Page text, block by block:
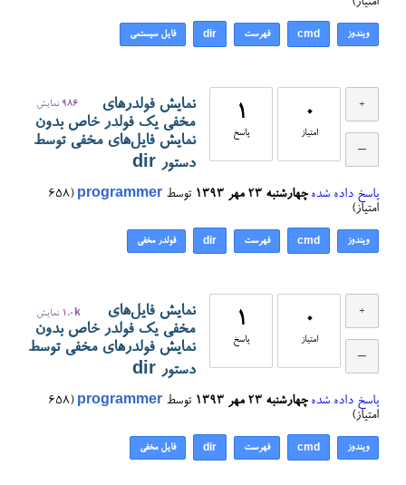
ویندوز cmd فهرست dir فایل سیستمی
0
امتیاز
1
پاسخ
986 نمایش
نمایش فولدرهای
مخفی یک فولدر خاص بدون
نمایش فایل‌های مخفی توسط
دستور dir
پاسخ داده شده چهارشنبه ۲۳ مهر ۱۳۹۳ توسط programmer
(
658
امتیاز)
ویندوز cmd فهرست dir فولدر مخفی
0
امتیاز
1
پاسخ
1.0k نمایش
نمایش فایل‌های
مخفی یک فولدر خاص بدون
نمایش فولدرهای مخفی توسط
دستور dir
پاسخ داده شده چهارشنبه ۲۳ مهر ۱۳۹۳ توسط programmer
(
658
امتیاز)
ویندوز cmd فهرست dir فایل مخفی